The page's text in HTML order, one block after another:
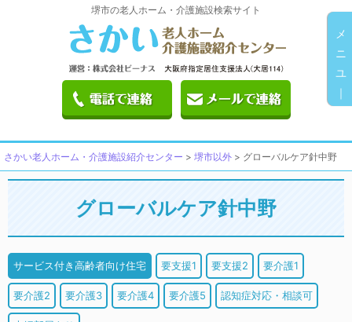
堺市の老人ホーム・介護施設検索サイト
さかい老人ホーム・介護施設紹介センター > 堺市以外 > グローバルケア針中野
グローバルケア針中野
サービス付き高齢者向け住宅 要支援1 要支援2 要介護1
要介護2 要介護3 要介護4 要介護5 認知症対応・相談可
メ
ニ
ユ
｜